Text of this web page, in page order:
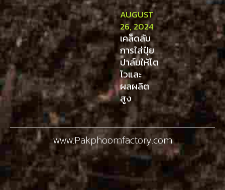
AUGUST
26, 2024
เคล็ดลับ
การใส่ปุ๋ย
ปาล์มให้โต
ไวและ
ผลผลิต
สูง
www.Pakphoomfactory.com